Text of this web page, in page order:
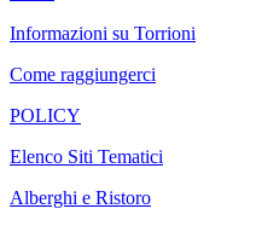
Informazioni su Torrioni
Come raggiungerci
POLICY
Elenco Siti Tematici
Alberghi e Ristoro